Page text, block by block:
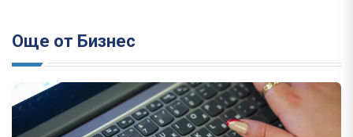
Още от Бизнес